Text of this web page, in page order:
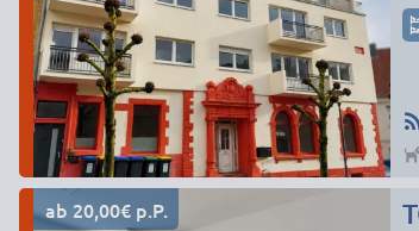
ab 20,00€ p.P.